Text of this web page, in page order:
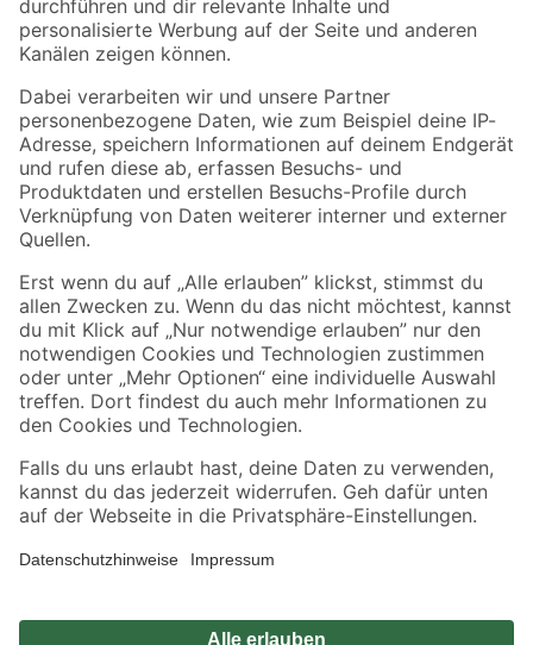
Folge uns
Zahlungsarten Versandarten
Sicher einkaufen
Jetzt die toom-App herunterladen
Alle Preisangaben in EUR inkl. gesetzl. MwSt.. Die dargestellten Angebote sind unter
Umständen nicht in allen Märkten verfügbar. Die angegebenen Verfügbarkeiten beziehen
Produkte nur solange der Vorrat reicht.
*Paketversand ab 59 € versandkostenfrei, gilt nicht für Artikel mit Speditionsversand, hier
Privatsphäre Impressum